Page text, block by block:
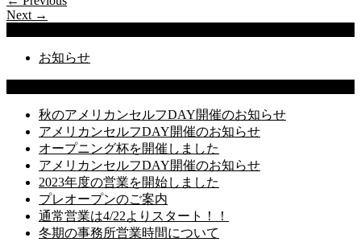
Next →
お知らせ
秋のアメリカンセルフDAY開催のお知らせ
アメリカンセルフDAY開催のお知らせ
オープニング杯を開催しました
アメリカンセルフDAY開催のお知らせ
2023年度の営業を開始しました
プレオープンのご案内
通常営業は4/22よりスタート！！
冬期の事務所営業時間について